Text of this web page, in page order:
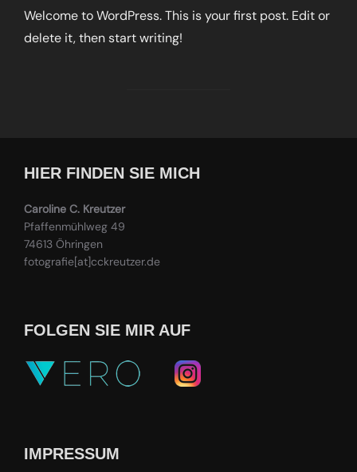
Welcome to WordPress. This is your first post. Edit or
delete it, then start writing!
HIER FINDEN SIE MICH
Caroline C. Kreutzer
Pfaffenmühlweg 49
74613 Öhringen
fotografie[at]cckreutzer.de
FOLGEN SIE MIR AUF
IMPRESSUM